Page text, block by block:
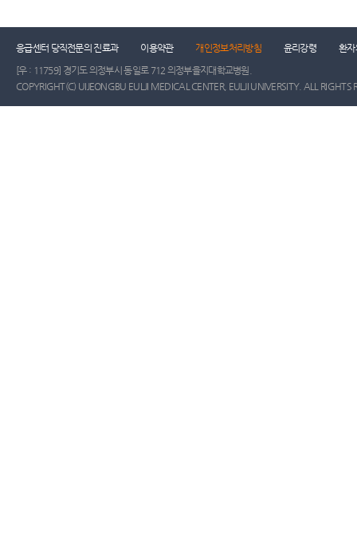
응급센터 당직전문의 진료과 이용약관 개인정보처리방침 윤리강령
환자
[우 : 11759] 경기도 의정부시 동일로 712 의정부을지대학교병원.
COPYRIGHT(C) UIJEONGBU EULJI MEDICAL CENTER, EULJI UNIVERSITY. ALL RIGHTS